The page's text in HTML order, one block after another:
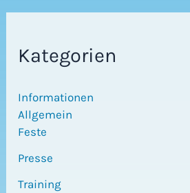
Kategorien
Informationen
Allgemein
Feste
Presse
Training